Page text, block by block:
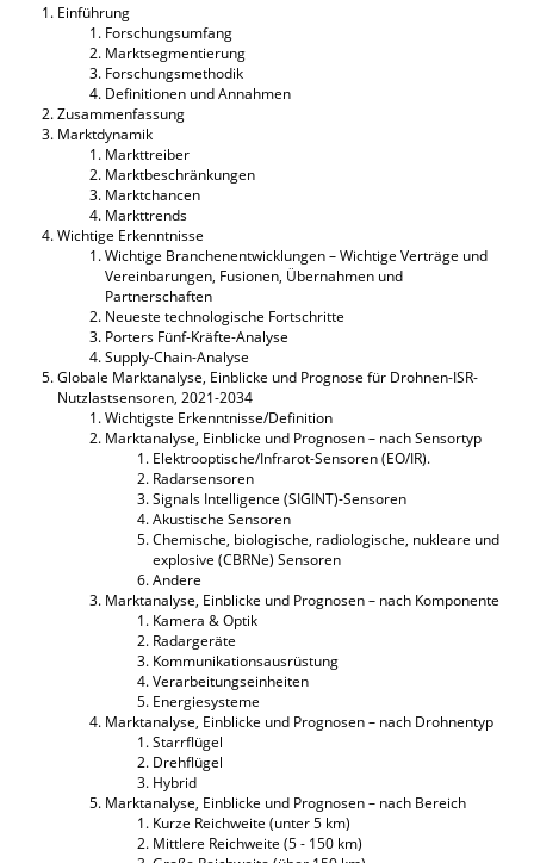
Einführung
Forschungsumfang
Marktsegmentierung
Forschungsmethodik
Definitionen und Annahmen
Zusammenfassung
Marktdynamik
Markttreiber
Marktbeschränkungen
Marktchancen
Markttrends
Wichtige Erkenntnisse
Wichtige Branchenentwicklungen – Wichtige Verträge und
Vereinbarungen, Fusionen, Übernahmen und
Partnerschaften
Neueste technologische Fortschritte
Porters Fünf-Kräfte-Analyse
Supply-Chain-Analyse
Globale Marktanalyse, Einblicke und Prognose für Drohnen-ISR-
Nutzlastsensoren, 2021-2034
Wichtigste Erkenntnisse/Definition
Marktanalyse, Einblicke und Prognosen – nach Sensortyp
Elektrooptische/Infrarot-Sensoren (EO/IR).
Radarsensoren
Signals Intelligence (SIGINT)-Sensoren
Akustische Sensoren
Chemische, biologische, radiologische, nukleare und
explosive (CBRNe) Sensoren
Andere
Marktanalyse, Einblicke und Prognosen – nach Komponente
Kamera & Optik
Radargeräte
Kommunikationsausrüstung
Verarbeitungseinheiten
Energiesysteme
Marktanalyse, Einblicke und Prognosen – nach Drohnentyp
Starrflügel
Drehflügel
Hybrid
Marktanalyse, Einblicke und Prognosen – nach Bereich
Kurze Reichweite (unter 5 km)
Mittlere Reichweite (5 - 150 km)